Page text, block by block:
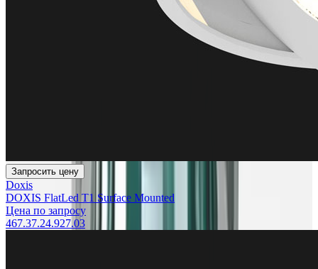
Запросить цену
Doxis
DOXIS FlatLed T1 Surface Mounted
Цена по запросу
467.37.24.927.03